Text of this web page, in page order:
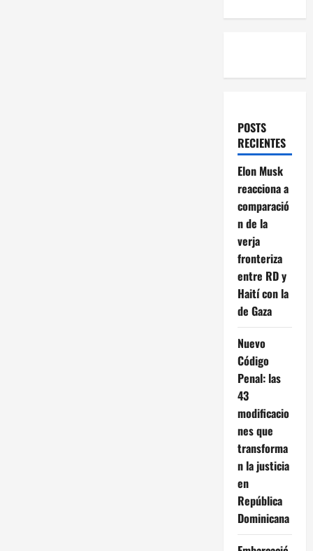
POSTS
RECIENTES
Elon Musk
reacciona a
comparació
n de la
verja
fronteriza
entre RD y
Haití con la
de Gaza
Nuevo
Código
Penal: las
43
modificacio
nes que
transforma
n la justicia
en
República
Dominicana